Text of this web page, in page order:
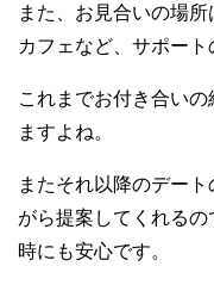
また、お見合いの場
カフェなど、サポート
これまでお付き合い
ますよね。
またそれ以降のデー
がら提案してくれる
時にも安心です。